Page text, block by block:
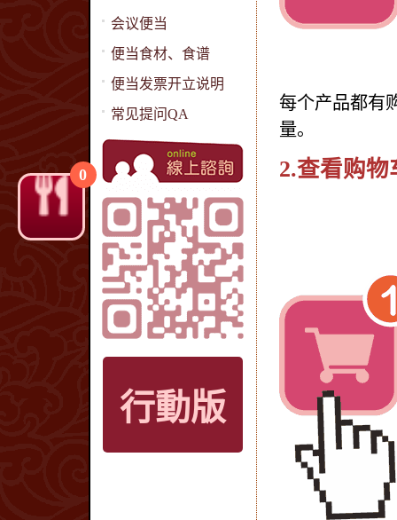
会议便当
便当食材、食谱
便当发票开立说明
常见提问QA
行動版
每个产品都有
量。
2.查看购
0